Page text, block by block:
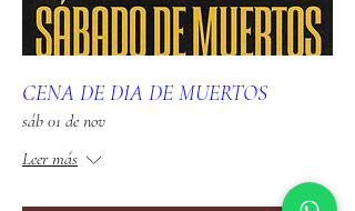
CENA DE DIA DE MUERTOS
sáb 01 de nov
Leer más